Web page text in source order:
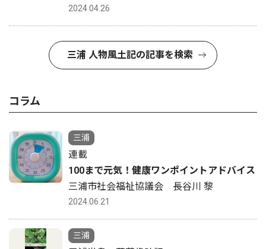
2024.04.26
三浦 人物風土記の記事を検索
コラム
三浦
連載
100まで元気！健康ワンポイントアドバイス
三浦市社会福祉協議会 長谷川 黎
2024.06.21
三浦